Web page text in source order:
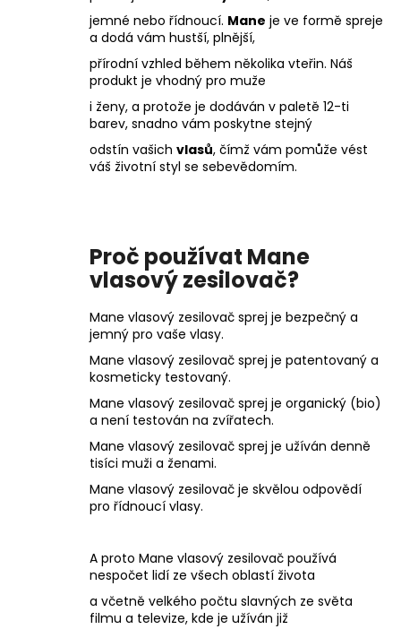
jemné nebo řídnoucí. Mane je ve formě spreje
a dodá vám hustší, plnější,
přírodní vzhled během několika vteřin. Náš
produkt je vhodný pro muže
i ženy, a protože je dodáván v paletě 12-ti
barev, snadno vám poskytne stejný
odstín vašich vlasů, čímž vám pomůže vést
váš životní styl se sebevědomím.
Proč používat Mane
vlasový zesilovač?
Mane vlasový zesilovač sprej je bezpečný a
jemný pro vaše vlasy.
Mane vlasový zesilovač sprej je patentovaný a
kosmeticky testovaný.
Mane vlasový zesilovač sprej je organický (bio)
a není testován na zvířatech.
Mane vlasový zesilovač sprej je užíván denně
tisíci muži a ženami.
Mane vlasový zesilovač je skvělou odpovědí
pro řídnoucí vlasy.
A proto Mane vlasový zesilovač používá
nespočet lidí ze všech oblastí života
a včetně velkého počtu slavných ze světa
filmu a televize, kde je užíván již